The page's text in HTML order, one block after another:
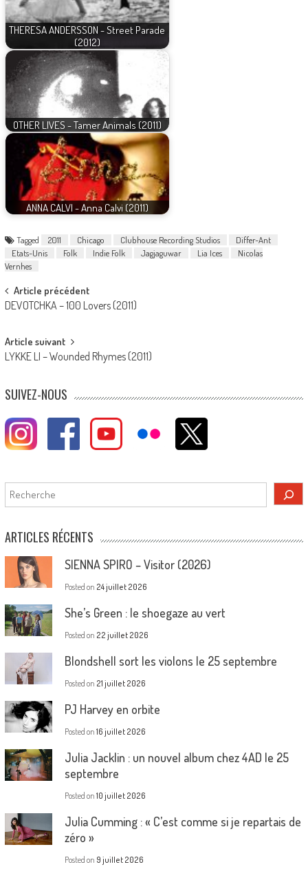
THERESA ANDERSSON - Street Parade
(2012)
OTHER LIVES - Tamer Animals (2011)
ANNA CALVI - Anna Calvi (2011)
Tagged 2011 Chicago Clubhouse Recording Studios
Differ-Ant
Etats-Unis
Folk Indie Folk Jagjaguwar Lia Ices
Nicolas
Vernhes
Post
navigation
Article précédent
DEVOTCHKA – 100 Lovers (2011)
Article suivant
LYKKE LI – Wounded Rhymes (2011)
SUIVEZ-NOUS
Rechercher
ARTICLES RÉCENTS
SIENNA SPIRO – Visitor (2026)
Posted on 24 juillet 2026
She’s Green : le shoegaze au vert
Posted on 22 juillet 2026
Blondshell sort les violons le 25 septembre
Posted on 21 juillet 2026
PJ Harvey en orbite
Posted on 16 juillet 2026
Julia Jacklin : un nouvel album chez 4AD le 25
septembre
Posted on 10 juillet 2026
Julia Cumming : « C’est comme si je repartais de
zéro »
Posted on 9 juillet 2026